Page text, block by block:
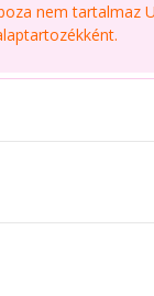
nem tartalmaz